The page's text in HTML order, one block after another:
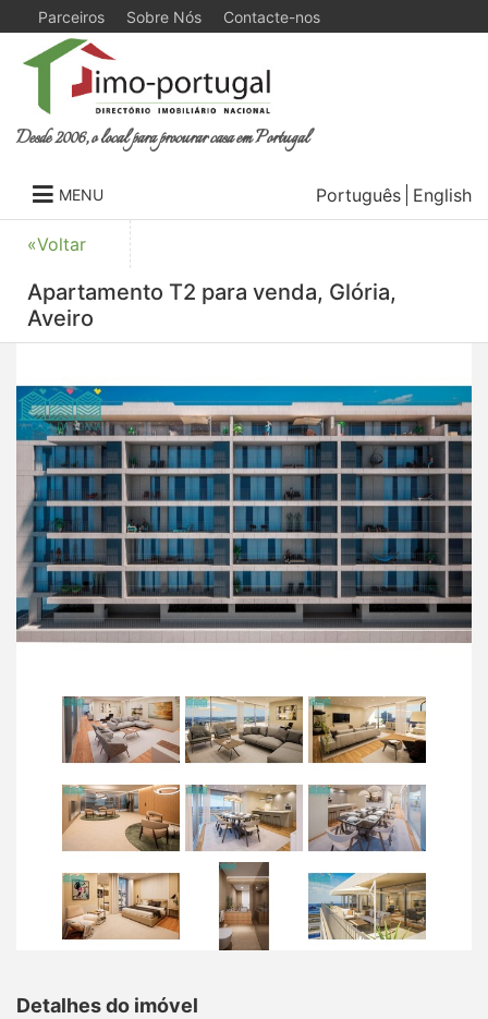
Parceiros Sobre Nós Contacte-nos
Desde 2006, o local para procurar casa em Portugal
MENU Português English
«Voltar
Apartamento T2 para venda, Glória,
Aveiro
Detalhes do imóvel